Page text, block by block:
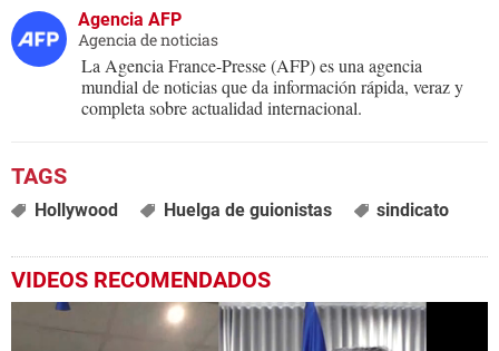
Agencia AFP
Agencia de noticias
La Agencia France-Presse (AFP) es una agencia
mundial de noticias que da información rápida, veraz y
completa sobre actualidad internacional.
Hollywood Huelga de guionistas sindicato
VIDEOS RECOMENDADOS